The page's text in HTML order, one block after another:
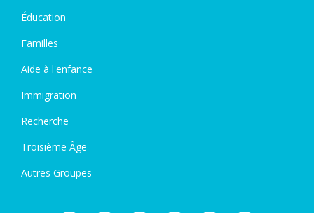
Éducation
Familles
Aide à l'enfance
Immigration
Recherche
Troisième Âge
Autres Groupes